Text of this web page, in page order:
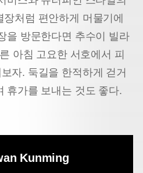
처럼 편안하게 머물기에
을 방문한다면 추수이 빌라
아침 고요한 서호에서 피
자. 둑길을 한적하게 걷거
휴가를 보내는 것도 좋다.
Kunming